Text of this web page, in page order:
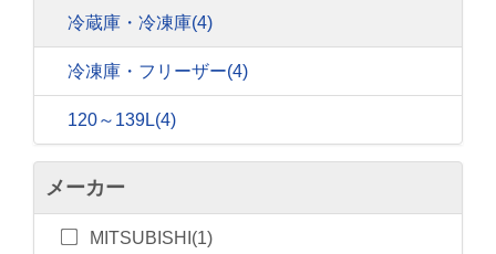
冷蔵庫・冷凍庫(4)
冷凍庫・フリーザー(4)
120～139L(4)
メーカー
MITSUBISHI(1)